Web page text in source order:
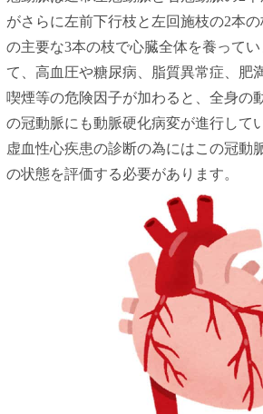
がさらに左前下行枝と左回施枝の2本
の主要な3本の枝で心臓全体を養ってい
て、高血圧や糖尿病、脂質異常症、肥
喫煙等の危険因子が加わると、全身の
の冠動脈にも動脈硬化病変が進行して
虚血性心疾患の診断の為にはこの冠動
の状態を評価する必要があります。